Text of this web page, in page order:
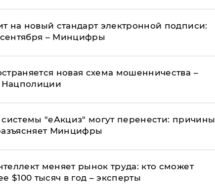
на новый стандарт электронной подписи:
сентября – Минцифры
новая схема мошенничества –
"еАкциз" могут перенести: причины
Минцифры
меняет рынок труда: кто сможет
$100 тысяч в год – эксперты